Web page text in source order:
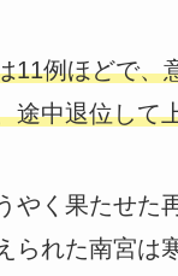
11例ほどで、
途中退位して
やく果たせた
られた南宮は